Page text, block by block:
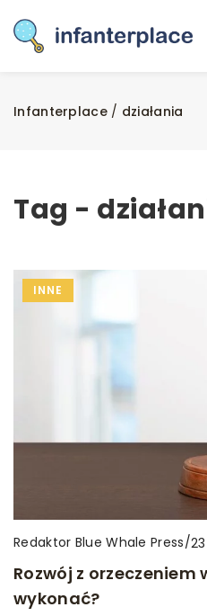
Infanterplace/ działania
Tag -
INNE
Redaktor Blue Whale Press/
Rozwój z
wykonać?